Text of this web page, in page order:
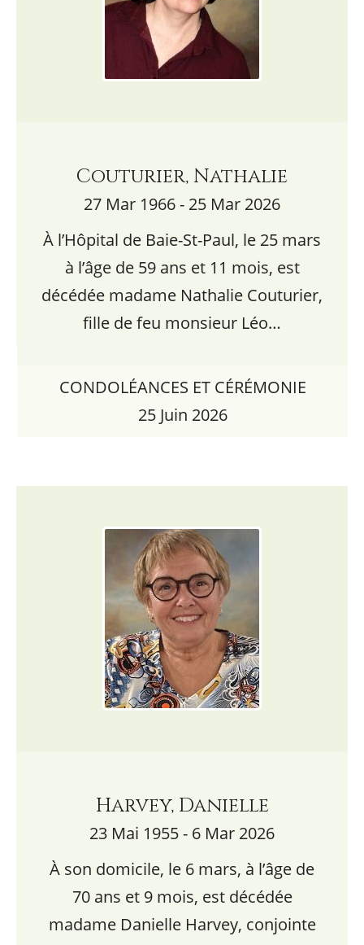
Couturier, Nathalie
27 Mar 1966 - 25 Mar 2026
À l’Hôpital de Baie-St-Paul, le 25 mars
à l’âge de 59 ans et 11 mois, est
décédée madame Nathalie Couturier,
fille de feu monsieur Léo…
CONDOLÉANCES ET CÉRÉMONIE
25 Juin 2026
Harvey, Danielle
23 Mai 1955 - 6 Mar 2026
À son domicile, le 6 mars, à l’âge de
70 ans et 9 mois, est décédée
madame Danielle Harvey, conjointe